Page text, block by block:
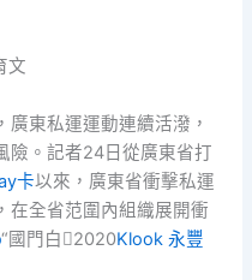
文
東私運運動連續活潑，
險。記者24日從廣東省打
卡以來，廣東省衝擊私運
在全省范圍內組織展開衝
“國門白2020Klook 永豐